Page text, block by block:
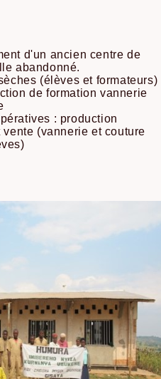
d'un ancien centre de
abandonné.
(élèves et formateurs)
de formation vannerie
: production
(vannerie et couture